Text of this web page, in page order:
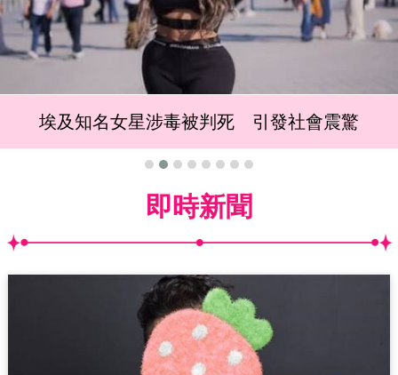
肥大叔逝！推黑蒜入菜：吃藥不如吃對食物
即時新聞